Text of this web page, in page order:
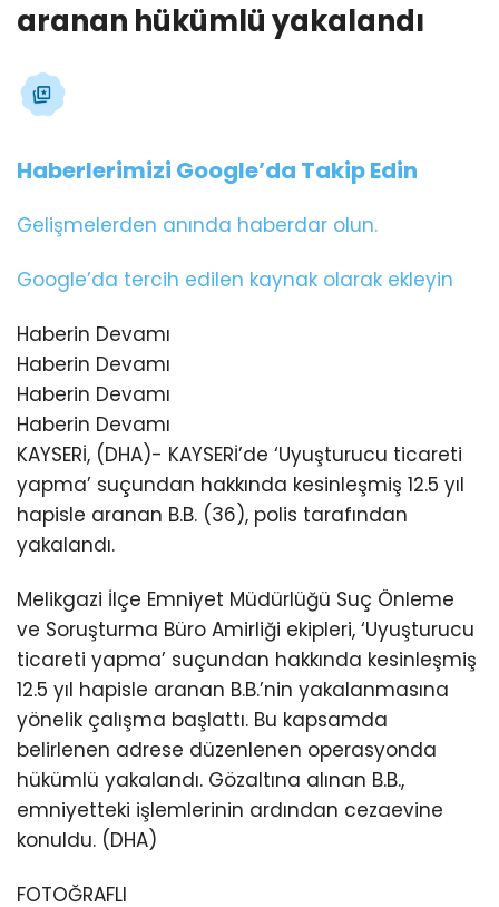
aranan hükümlü yakalandı
Haberlerimizi Google’da Takip Edin
Gelişmelerden anında haberdar olun.
Google’da tercih edilen kaynak olarak ekleyin
Haberin Devamı
Haberin Devamı
Haberin Devamı
Haberin Devamı
KAYSERİ, (DHA)- KAYSERİ’de ‘Uyuşturucu ticareti
yapma’ suçundan hakkında kesinleşmiş 12.5 yıl
hapisle aranan B.B. (36), polis tarafından
yakalandı.
Melikgazi İlçe Emniyet Müdürlüğü Suç Önleme
ve Soruşturma Büro Amirliği ekipleri, ‘Uyuşturucu
ticareti yapma’ suçundan hakkında kesinleşmiş
12.5 yıl hapisle aranan B.B.’nin yakalanmasına
yönelik çalışma başlattı. Bu kapsamda
belirlenen adrese düzenlenen operasyonda
hükümlü yakalandı. Gözaltına alınan B.B.,
emniyetteki işlemlerinin ardından cezaevine
konuldu. (DHA)
FOTOĞRAFLI